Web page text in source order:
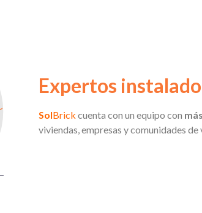
Expertos
SolBrick cuenta con un equipo con
viviendas, empresas y comunidades